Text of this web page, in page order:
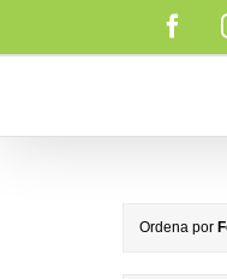
Ordena por